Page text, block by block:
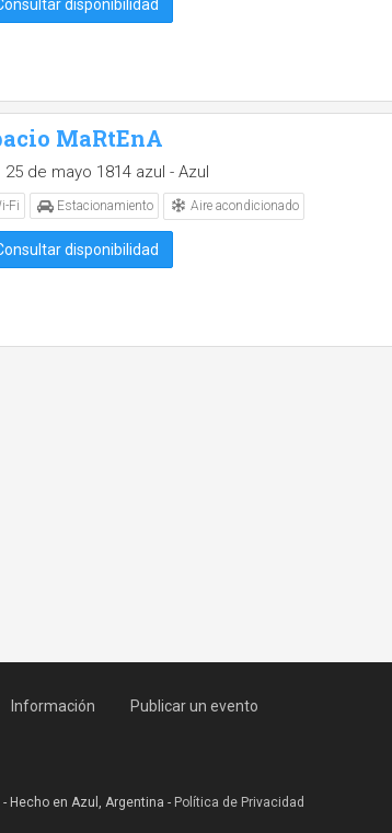
disponibilidad
MaRtEnA
25 de mayo 1814 azul - Azul
Fi Estacionamiento Aire acondicionado
disponibilidad
Información Publicar un evento
Hecho en Azul, Argentina - Política de Privacidad